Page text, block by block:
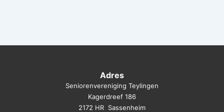
Adres
Seniorenvereniging Teylingen
Kagerdreef 186
2172 HR Sassenheim